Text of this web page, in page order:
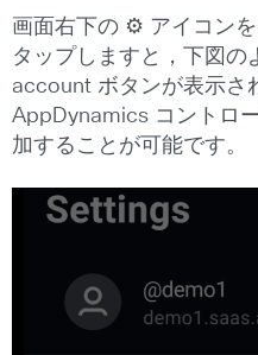
画面右下の ⚙ アイコン
タップしますと，下図
account ボタンが表示さ
AppDynamics コントロ
加することが可能です。